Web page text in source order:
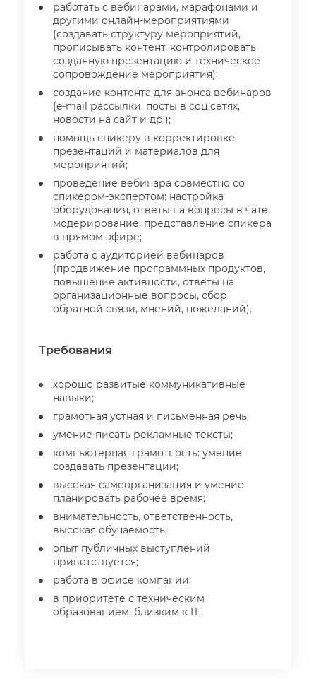
работать с вебинарами, марафонами и
другими онлайн-мероприятиями
(создавать структуру мероприятий,
прописывать контент, контролировать
созданную презентацию и техническое
сопровождение мероприятия);
создание контента для анонса вебинаро
(e-mail рассылки, посты в соц.сетях,
новости на сайт и др.);
помощь спикеру в корректировке
презентаций и материалов для
мероприятий;
проведение вебинара совместно со
спикером-экспертом: настройка
оборудования, ответы на вопросы в чате,
модерирование, представление спикера
прямом эфире;
работа с аудиторией вебинаро
(продвижение программных продуктов,
повышение активности, ответы на
организационные вопросы, сбор
обратной связи, мнений, пожеланий).
Требования
хорошо развитые коммуникативные
навыки;
рамотная устная и письменная речь;
умение писать рекламные тексты;
компьютерная грамотность: умение
создавать презентации;
ысокая самоорганизация и умение
планировать рабочее время;
нимательность, ответственность,
ысокая обучаемость;
опыт публичных выступлений
приветствуется;
работа в офисе компании,
приоритете с техническим
образованием, близким к IT.